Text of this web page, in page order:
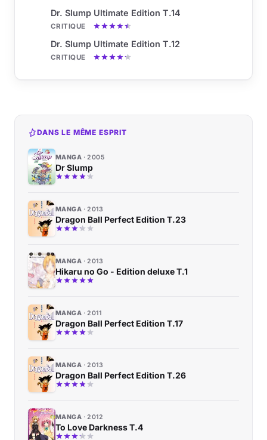
Dr. Slump Ultimate Edition T.14
CRITIQUE
Dr. Slump Ultimate Edition T.12
CRITIQUE
DANS LE MÊME ESPRIT
MANGA 2005
Dr Slump
MANGA 2013
Dragon Ball Perfect Edition T.23
MANGA 2013
Hikaru no Go - Edition deluxe T.1
MANGA 2011
Dragon Ball Perfect Edition T.17
MANGA 2013
Dragon Ball Perfect Edition T.26
MANGA 2012
To Love Darkness T.4